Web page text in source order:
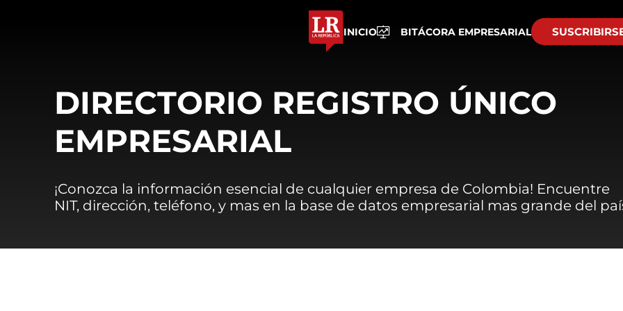
INICIO BITÁCORA EMPRESARIAL
DIRECTORIO REGISTRO ÚNICO
EMPRESARIAL
¡Conozca la información esencial de cualquier empresa de Colombia! Encuentre
NIT, dirección, teléfono, y mas en la base de datos empresarial mas grande del